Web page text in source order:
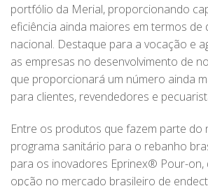
portfólio da Merial, proporcionando
eficiência ainda maiores em termos de
nacional. Destaque para a vocação e
as empresas no desenvolvimento de
que proporcionará um número ainda
para clientes, revendedores e
Entre os produtos que fazem parte do
programa sanitário para o rebanho
para os inovadores Eprinex® Pour-on,
opção no mercado brasileiro de